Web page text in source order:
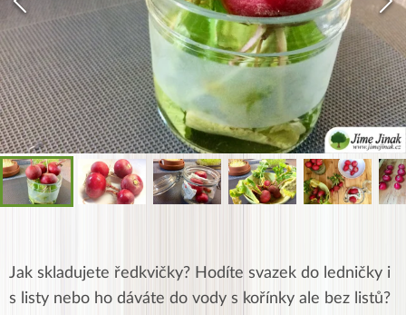
Jak skladujete ředkvičky? Hodíte svazek do ledničky i
s listy nebo ho dáváte do vody s kořínky ale bez listů?